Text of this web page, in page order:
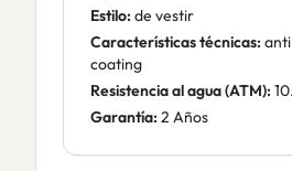
Estilo: de vestir
Características técnicas:
coating
Resistencia al agua (ATM):
Garantía: 2 Años